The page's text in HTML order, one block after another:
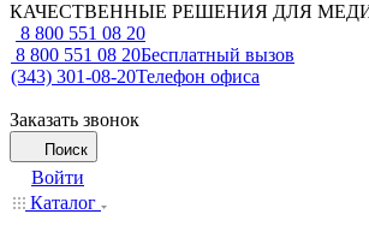
КАЧЕСТВЕННЫЕ РЕШЕНИЯ ДЛЯ
8 800 551 08 20
8 800 551 08 20Бесплатный вызов
(343) 301-08-20Телефон офиса
Заказать звонок
Поиск
Войти
Каталог